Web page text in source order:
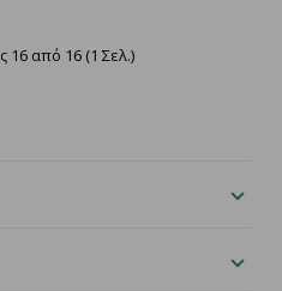
No 50cm (ΣΥΣΚΕΥΑΣΙΑ
16 από 16 (1 Σελ.)